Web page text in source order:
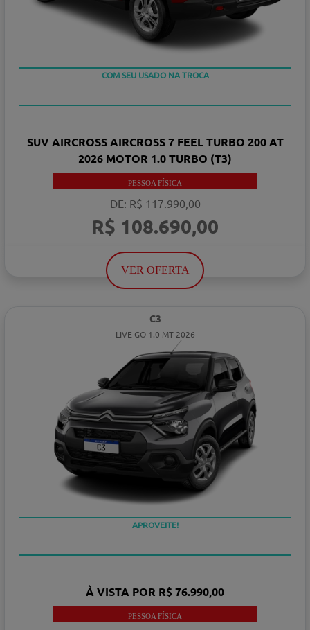
SUV AIRCROSS AIRCROSS 7 FEEL TURBO 200 AT
2026 MOTOR 1.0 TURBO (T3)
PESSOA FÍSICA
DE: R$ 117.990,00
R$ 108.690,00
VER OFERTA
C3
LIVE GO 1.0 MT 2026
APROVEITE!
À VISTA POR R$ 76.990,00
PESSOA FÍSICA